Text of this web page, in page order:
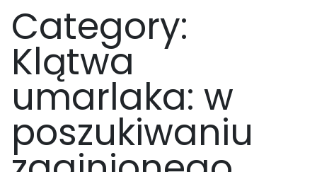
Category:
Klątwa
umarlaka: w
poszukiwaniu